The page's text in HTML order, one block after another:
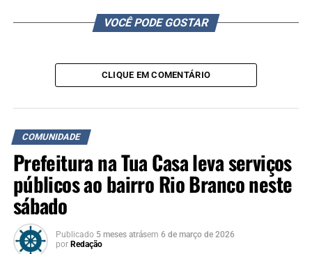
VOCÊ PODE GOSTAR
CLIQUE EM COMENTÁRIO
COMUNIDADE
Prefeitura na Tua Casa leva serviços
públicos ao bairro Rio Branco neste
sábado
Publicado 5 meses atrásem 6 de março de 2026
por Redação